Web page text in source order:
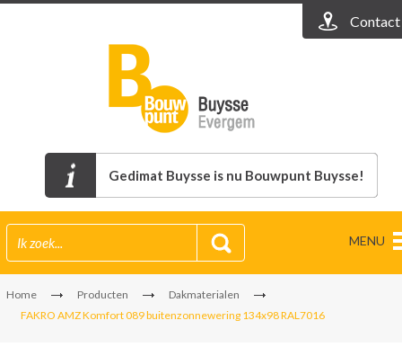
Contact
Gedimat Buysse is nu Bouwpunt Buysse!
MENU
Home Producten
Dakmaterialen
FAKRO AMZ Komfort 089 buitenzonnewering 134x98 RAL7016